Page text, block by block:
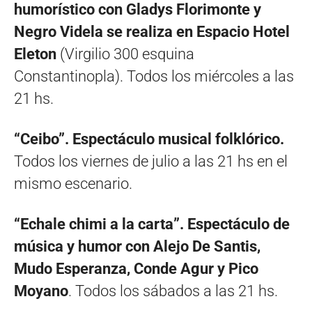
humorístico con Gladys Florimonte y
Negro Videla se realiza en Espacio Hotel
Eleton (Virgilio 300 esquina
Constantinopla). Todos los miércoles a las
21 hs.
“Ceibo”. Espectáculo musical folklórico.
Todos los viernes de julio a las 21 hs en el
mismo escenario.
“Echale chimi a la carta”. Espectáculo de
música y humor con Alejo De Santis,
Mudo Esperanza, Conde Agur y Pico
Moyano. Todos los sábados a las 21 hs.